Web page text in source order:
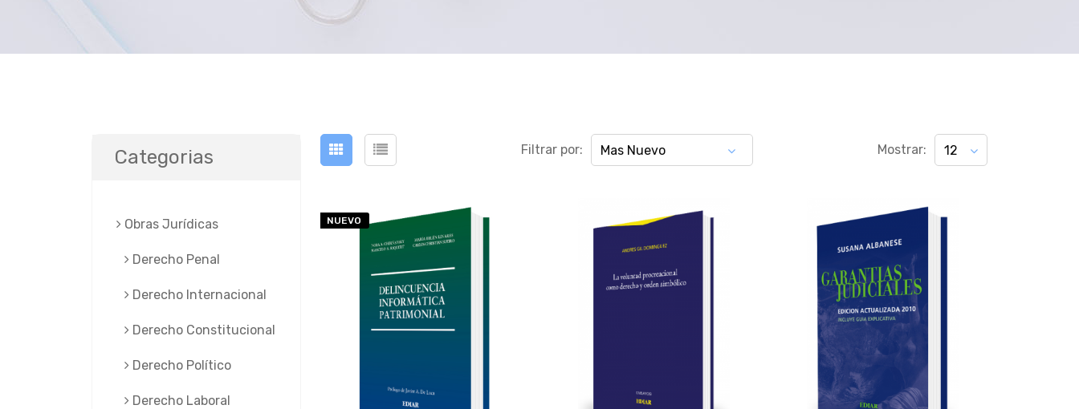
Filtrar por: Mas Nuevo Mostrar: 12
NUEVO
Categorias
Obras Jurí­dicas
Derecho Penal
Derecho Internacional
Derecho Constitucional
Derecho Político
Derecho Laboral